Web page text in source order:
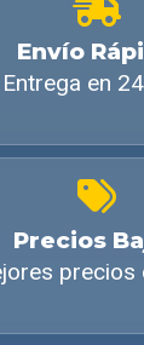
Envío
Entrega en
Precios
precios